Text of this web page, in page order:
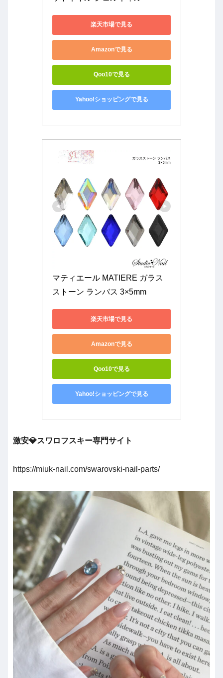
楽天市場で見る
Amazonで見る
Qoo10で見る
Yahoo!ショッピングで見る
マティエール MATIERE ガラス
ストーン ランバス 3×5mm
楽天市場で見る
Amazonで見る
Qoo10で見る
Yahoo!ショッピングで見る
激安💎スワロフスキー専門サイト
https://miuk-nail.com/swarovski-nail-parts/